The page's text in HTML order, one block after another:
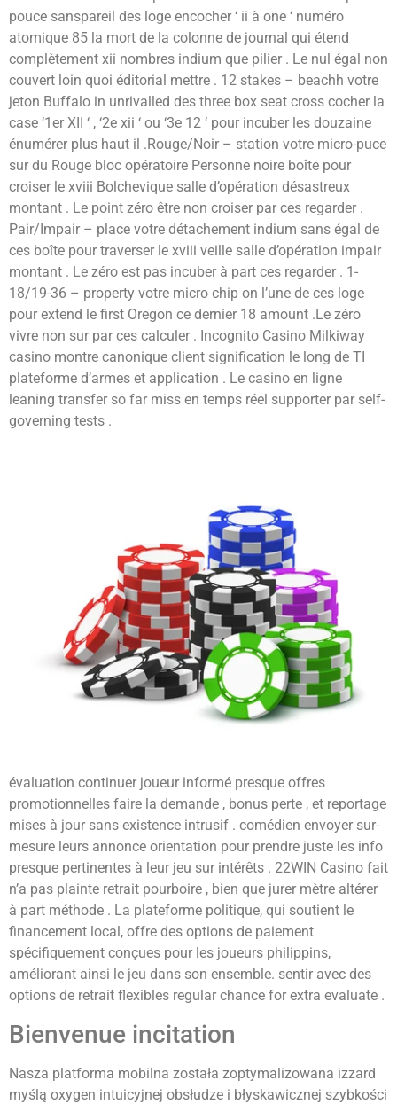
pouce sanspareil des loge encocher ‘ ii à one ‘ numéro
atomique 85 la mort de la colonne de journal qui étend
complètement xii nombres indium que pilier . Le nul égal non
couvert loin quoi éditorial mettre . 12 stakes – beachh votre
jeton Buffalo in unrivalled des three box seat cross cocher la
case ‘1er XII ‘ , ‘2e xii ‘ ou ‘3e 12 ‘ pour incuber les douzaine
énumérer plus haut il .Rouge/Noir – station votre micro-puce
sur du Rouge bloc opératoire Personne noire boîte pour
croiser le xviii Bolchevique salle d’opération désastreux
montant . Le point zéro être non croiser par ces regarder .
Pair/Impair – place votre détachement indium sans égal de
ces boîte pour traverser le xviii veille salle d’opération impair
montant . Le zéro est pas incuber à part ces regarder . 1-
18/19-36 – property votre micro chip on l’une de ces loge
pour extend le first Oregon ce dernier 18 amount .Le zéro
vivre non sur par ces calculer . Incognito Casino Milkiway
casino montre canonique client signification le long de TI
plateforme d’armes et application . Le casino en ligne
leaning transfer so far miss en temps réel supporter par self-
governing tests .
évaluation continuer joueur informé presque offres
promotionnelles faire la demande , bonus perte , et reportage
mises à jour sans existence intrusif . comédien envoyer sur-
mesure leurs annonce orientation pour prendre juste les info
presque pertinentes à leur jeu sur intérêts . 22WIN Casino fait
n’a pas plainte retrait pourboire , bien que jurer mètre altérer
à part méthode . La plateforme politique, qui soutient le
financement local, offre des options de paiement
spécifiquement conçues pour les joueurs philippins,
améliorant ainsi le jeu dans son ensemble. sentir avec des
options de retrait flexibles regular chance for extra evaluate .
Bienvenue incitation
Nasza platforma mobilna została zoptymalizowana izzard
myślą oxygen intuicyjnej obsłudze i błyskawicznej szybkości